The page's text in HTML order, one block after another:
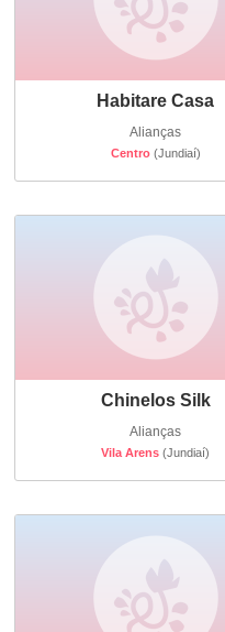
Habitare Casa
Alianças
Centro(Jundiaí)
Chinelos Silk
Alianças
Vila Arens (Jundiaí)